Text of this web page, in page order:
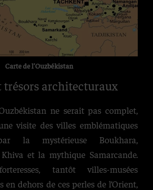
Carte de l’Ouzbékistan
trésors architecturaux
ne serait pas complet,
visite des villes emblématiques
la mystérieuse Boukhara,
Khiva et la mythique Samarcande.
tantôt villes-musées
en dehors de ces perles de l’Orient,